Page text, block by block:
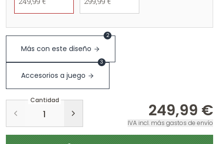
Más con este diseño
2
Accesorios a juego
3
Cantidad
249,99 €
IVA incl. más gastos de envío